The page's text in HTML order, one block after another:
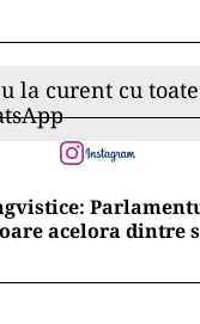
la curent cu
acelora dintre